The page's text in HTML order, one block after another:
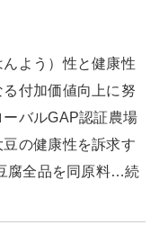
よう）性と健康性
付加価値向上に努
バルGAP認証農場
の健康性を訴求す
腐全品を同原料…続